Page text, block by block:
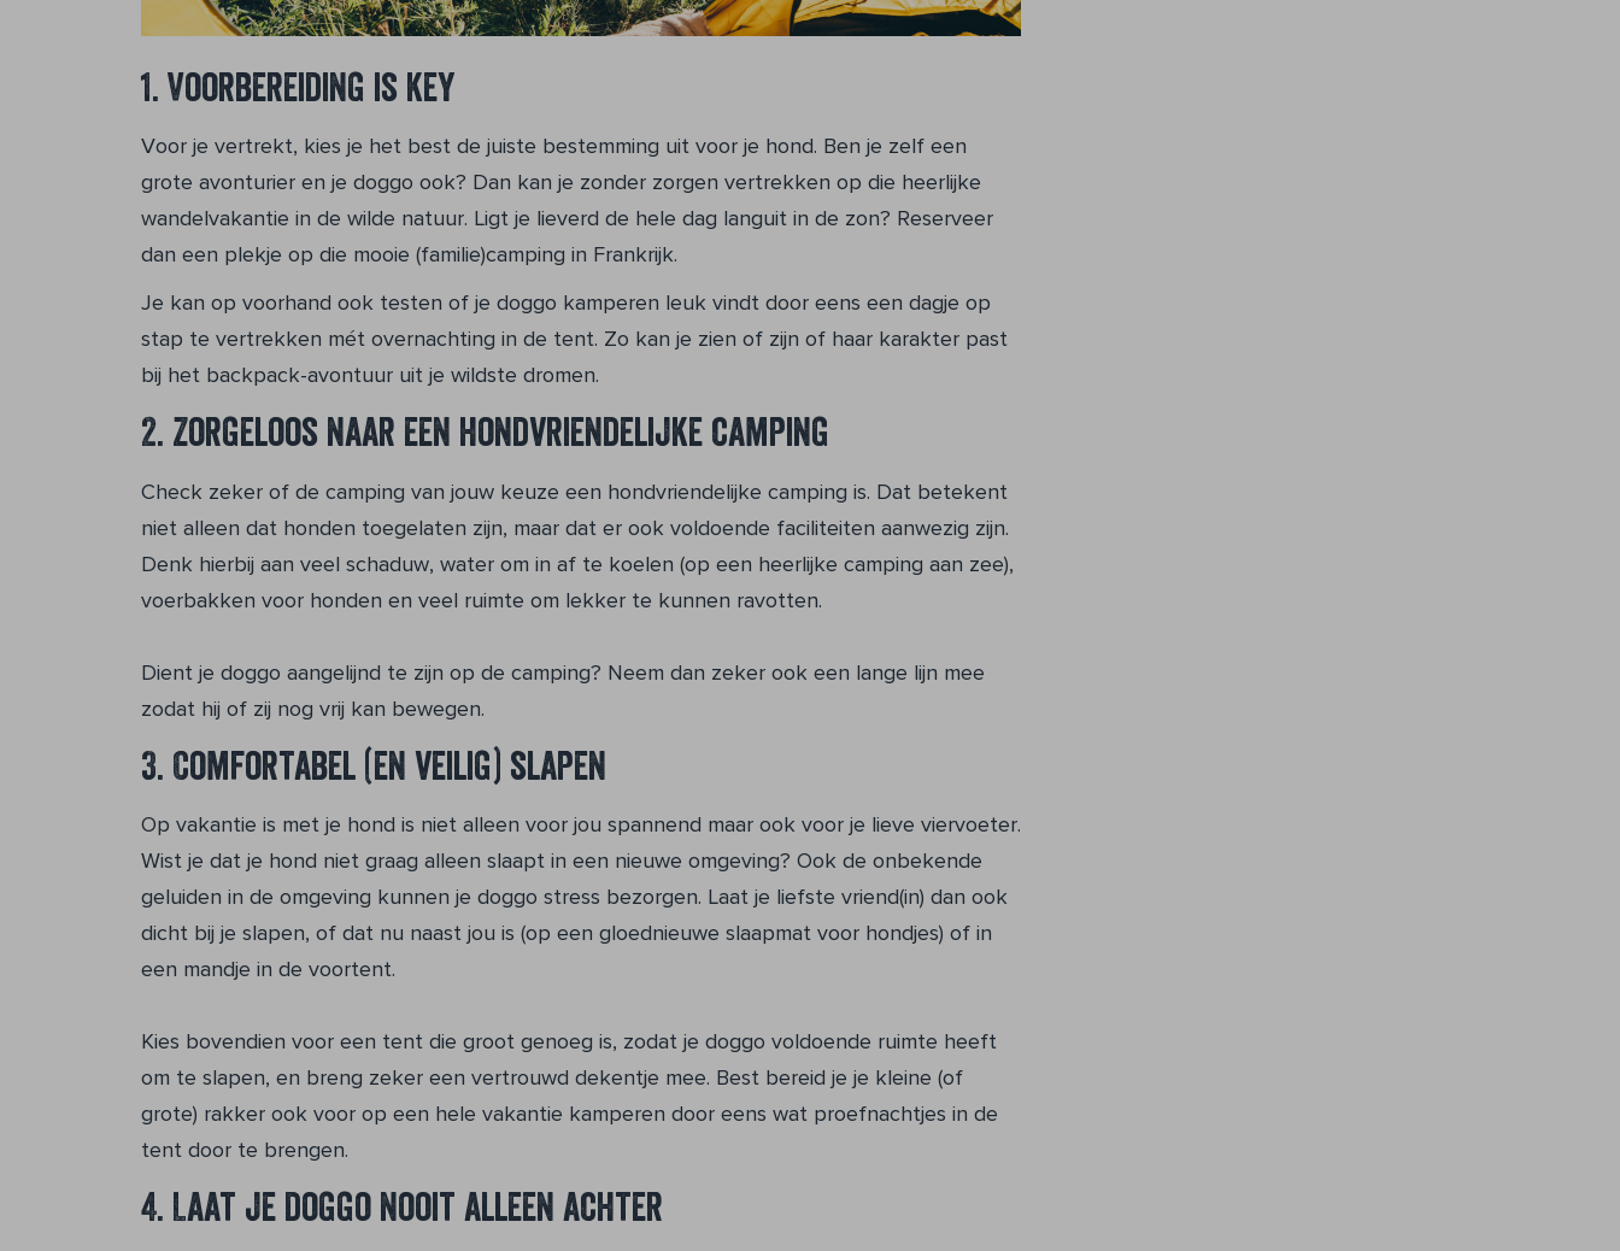
1. Voorbereiding is key
Voor je vertrekt, kies je het best de juiste bestemming uit voor je hond. Ben je zelf een
grote avonturier en je doggo ook? Dan kan je zonder zorgen vertrekken op die heerlijke
wandelvakantie in de wilde natuur. Ligt je lieverd de hele dag languit in de zon? Reserveer
dan een plekje op die mooie (familie)camping in Frankrijk.
Je kan op voorhand ook testen of je doggo kamperen leuk vindt door eens een dagje op
stap te vertrekken mét overnachting in de tent. Zo kan je zien of zijn of haar karakter past
bij het backpack-avontuur uit je wildste dromen.
2. Zorgeloos naar een hondvriendelijke camping
Check zeker of de camping van jouw keuze een hondvriendelijke camping is. Dat betekent
niet alleen dat honden toegelaten zijn, maar dat er ook voldoende faciliteiten aanwezig zijn.
Denk hierbij aan veel schaduw, water om in af te koelen (op een heerlijke camping aan zee),
voerbakken voor honden en veel ruimte om lekker te kunnen ravotten.
Dient je doggo aangelijnd te zijn op de camping? Neem dan zeker ook een lange lijn mee
zodat hij of zij nog vrij kan bewegen.
3. Comfortabel (en veilig) slapen
Op vakantie is met je hond is niet alleen voor jou spannend maar ook voor je lieve viervoeter.
Wist je dat je hond niet graag alleen slaapt in een nieuwe omgeving? Ook de onbekende
geluiden in de omgeving kunnen je doggo stress bezorgen. Laat je liefste vriend(in) dan ook
dicht bij je slapen, of dat nu naast jou is (op een gloednieuwe slaapmat voor hondjes) of in
een mandje in de voortent.
Kies bovendien voor een tent die groot genoeg is, zodat je doggo voldoende ruimte heeft
om te slapen, en breng zeker een vertrouwd dekentje mee. Best bereid je je kleine (of
grote) rakker ook voor op een hele vakantie kamperen door eens wat proefnachtjes in de
tent door te brengen.
4. Laat je doggo nooit alleen achter